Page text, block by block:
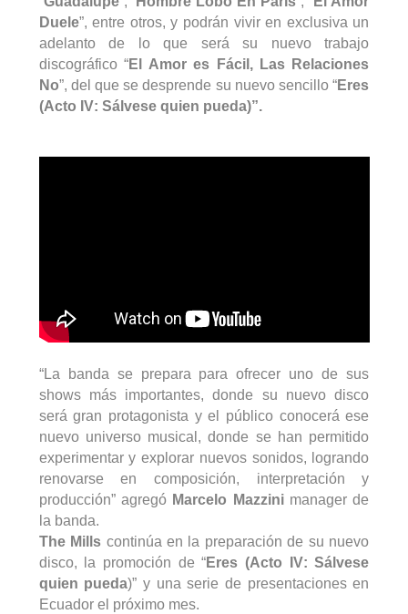
Duele”, entre otros, y podrán vivir en exclusiva un
adelanto de lo que será su nuevo trabajo
discográfico “El Amor es Fácil, Las Relaciones
No”, del que se desprende su nuevo sencillo “Eres
(Acto IV: Sálvese quien pueda)”.
“La banda se prepara para ofrecer uno de sus
showsmás importantes, donde su nuevo disco
será gran protagonista y el público conocerá ese
nuevo universo musical, donde se han permitido
experimentar y explorar nuevos sonidos, logrando
renovarse en composición, interpretación y
producción” agregó Marcelo Mazzinimanager de
la banda.
TheMills continúa en la preparación de su nuevo
disco, la promoción de “Eres (Acto IV: Sálvese
quien pueda)” y una serie de presentaciones en
Ecuador el próximo mes.